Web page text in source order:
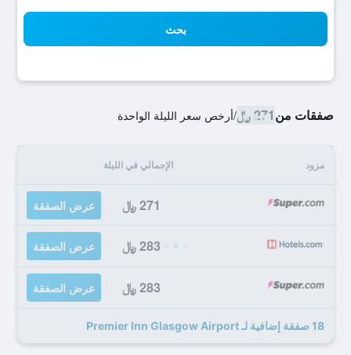
بحث
صفقات من271 ﷼ /أرخص سعر الليلة الواحدة
مزود الإجمالي في الليلة
271 ﷼ عرض الصفقة
283 ﷼ عرض الصفقة
283 ﷼ عرض الصفقة
18 صفقة إضافية لـ Premier Inn Glasgow Airport